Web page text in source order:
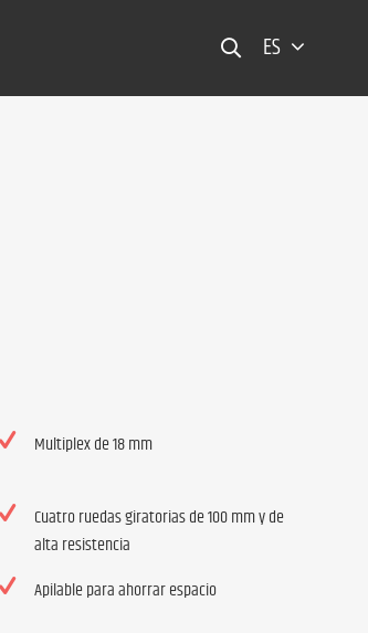
ES
Multiplex de 18 mm
Cuatro ruedas giratorias de 100 mm y de
alta resistencia
Apilable para ahorrar espacio